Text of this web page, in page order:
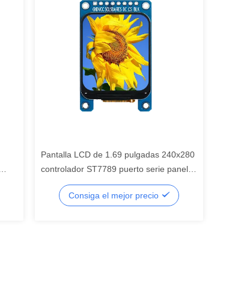
Pantalla LCD de 1.69 pulgadas 240x280
controlador ST7789 puerto serie panel
desnudo, pantalla LCD de segmento,
LCD de segmento
Consiga el mejor precio